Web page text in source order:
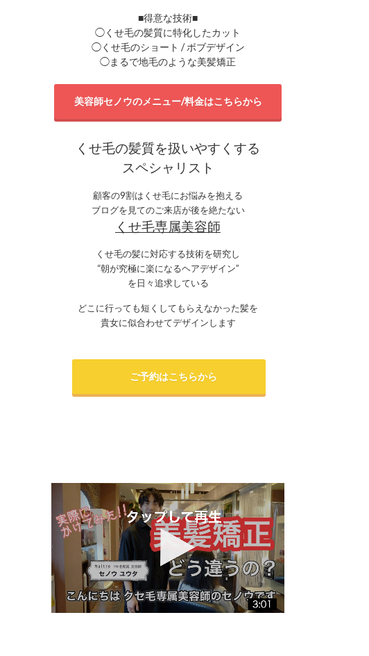
■得意な技術■
◯くせ毛の髪質に特化したカット
◯くせ毛のショート / ボブデザイン
◯まるで地毛のような美髪矯正
美容師セノウのメニュー/料金はこちらから
くせ毛の髪質を扱いやすくする
スペシャリスト
顧客の9割はくせ毛にお悩みを抱える
ブログを見てのご来店が後を絶たない
くせ毛専属美容師
くせ毛の髪に対応する技術を研究し
“朝が究極に楽になるヘアデザイン”
を日々追求している
どこに行っても短くしてもらえなかった髪を
貴女に似合わせてデザインします
ご予約はこちらから